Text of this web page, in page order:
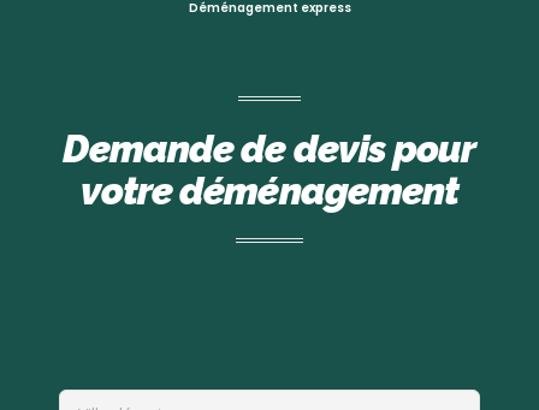
Déménagement express
Demande de devis pour
votre déménagement